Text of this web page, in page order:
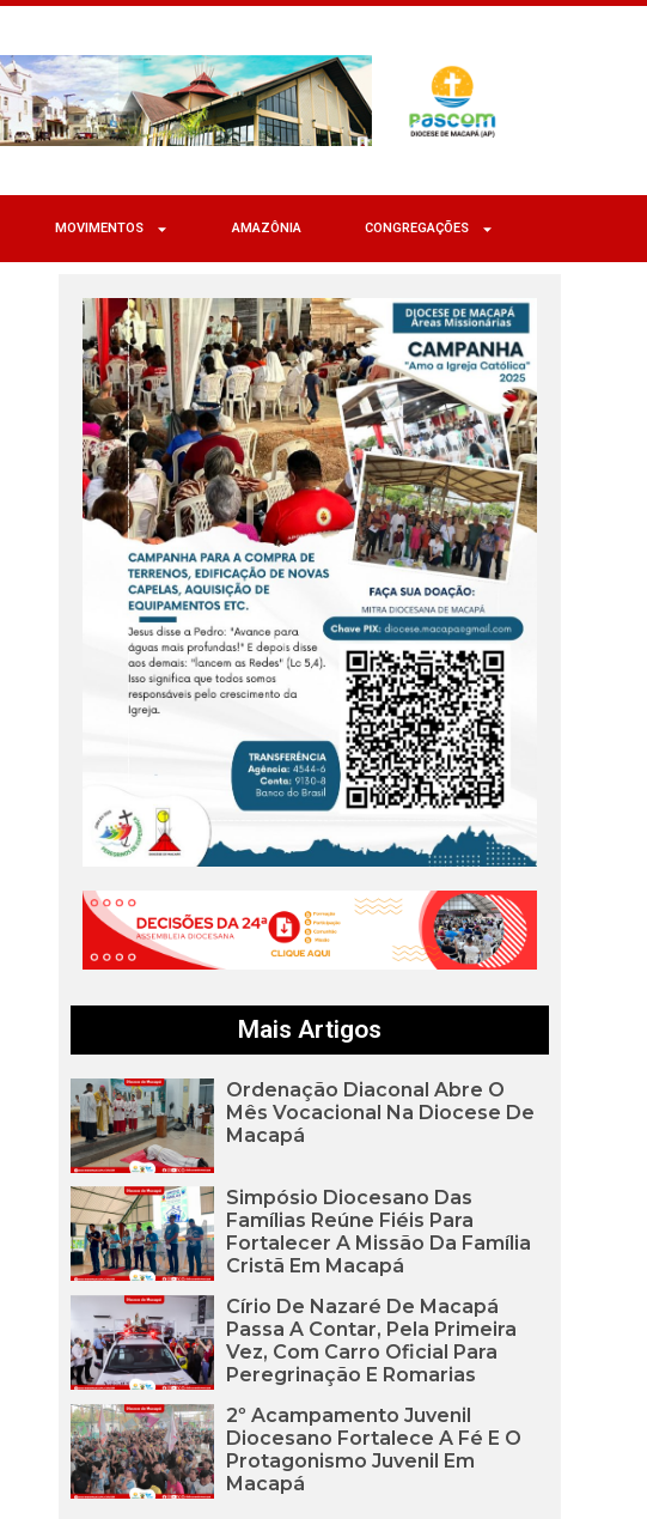
MOVIMENTOS AMAZÔNIA CONGREGAÇÕES
Mais Artigos
Ordenação Diaconal Abre O
Mês Vocacional Na Diocese De
Macapá
Simpósio Diocesano Das
Famílias Reúne Fiéis Para
Fortalecer A Missão Da Família
Cristã Em Macapá
Círio De Nazaré De Macapá
Passa A Contar, Pela Primeira
Vez, Com Carro Oficial Para
Peregrinação E Romarias
2º Acampamento Juvenil
Diocesano Fortalece A Fé E O
Protagonismo Juvenil Em
Macapá